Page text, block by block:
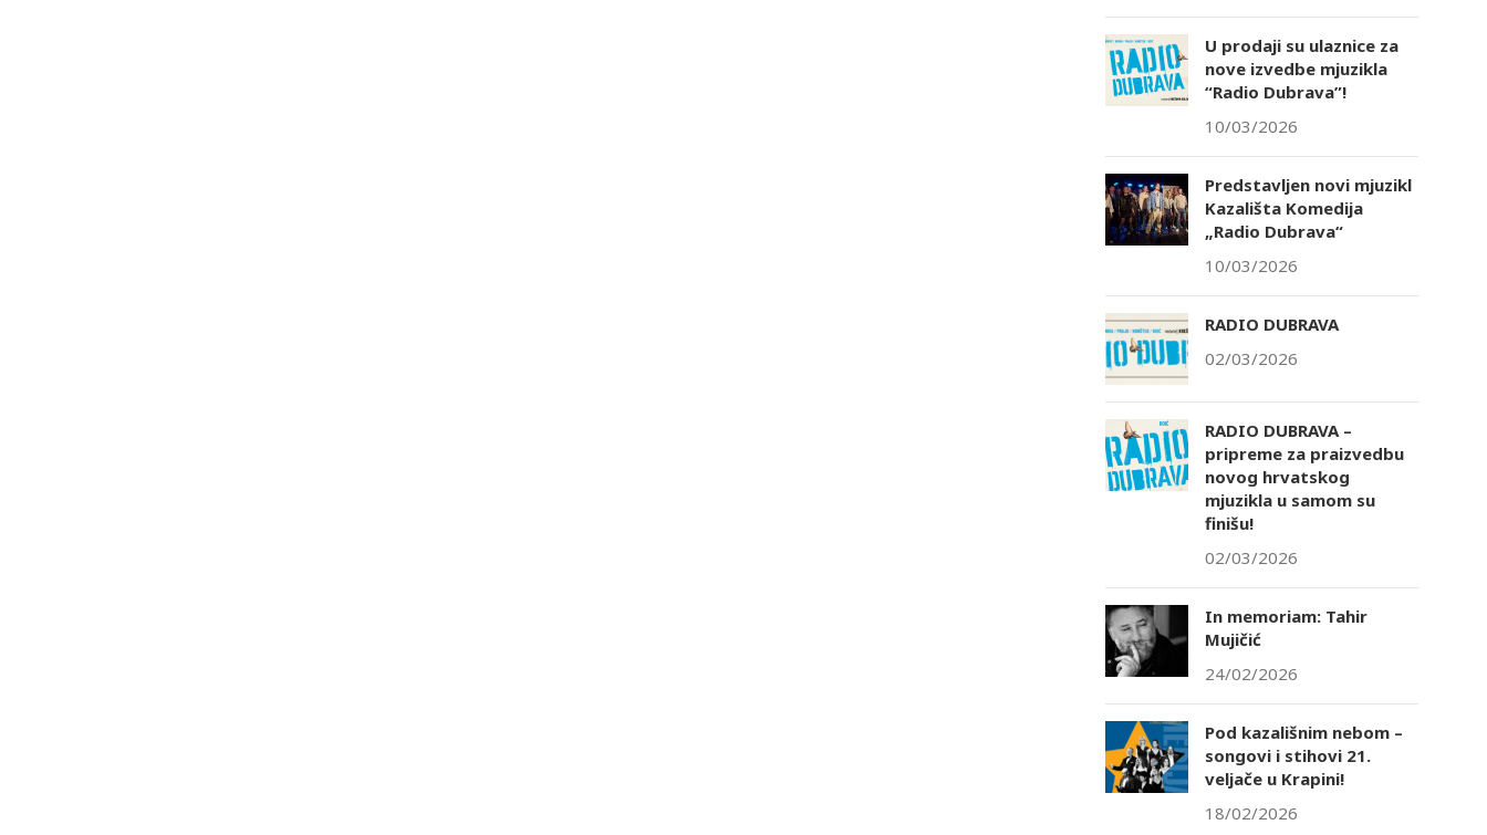
U prodaji su ulaznice za
nove izvedbe mjuzikla
“Radio Dubrava”!
10/03/2026
Predstavljen novi mjuzikl
Kazališta Komedija
„Radio Dubrava“
10/03/2026
RADIO DUBRAVA
02/03/2026
RADIO DUBRAVA –
pripreme za praizvedbu
novog hrvatskog
mjuzikla u samom su
finišu!
02/03/2026
In memoriam: Tahir
Mujičić
24/02/2026
Pod kazališnim nebom –
songovi i stihovi 21.
veljače u Krapini!
18/02/2026